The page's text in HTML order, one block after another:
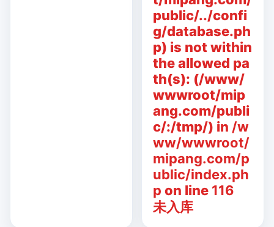
public/../confi
g/database.ph
p) is not within
the allowed pa
th(s): (/www/
wwwroot/mip
ang.com/publi
c/:/tmp/) in /w
ww/wwwroot/
mipang.com/p
ublic/index.ph
p on line 116
未入库